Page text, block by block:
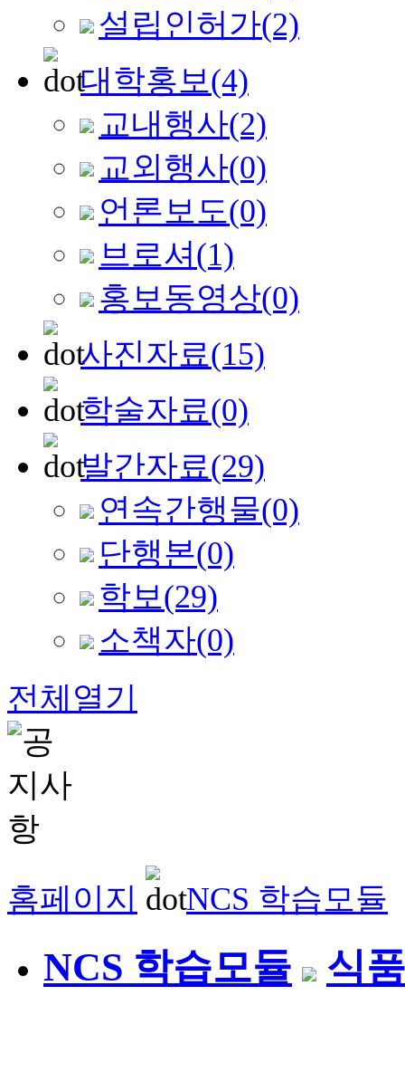
설립인허가(2)
대학홍보(4)
교내행사(2)
교외행사(0)
언론보도(0)
브로셔 (1)
홍보동영상(0)
사진자료(15)
학술자료(0)
발간자료(29)
연속간행물(0)
단행본(0)
학보(29)
소책자(0)
전체열기
홈페이지 NCS 학습모듈
NCS 학습모듈 식